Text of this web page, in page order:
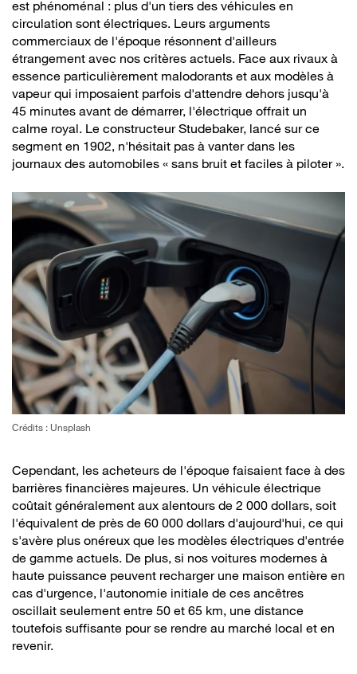
est phénoménal : plus d'un tiers des véhicules en
circulation sont électriques. Leurs arguments
commerciaux de l'époque résonnent d'ailleurs
étrangement avec nos critères actuels. Face aux rivaux à
essence particulièrement malodorants et aux modèles à
vapeur qui imposaient parfois d'attendre dehors jusqu'à
45 minutes avant de démarrer, l'électrique offrait un
calme royal. Le constructeur Studebaker, lancé sur ce
segment en 1902, n'hésitait pas à vanter dans les
journaux des automobiles « sans bruit et faciles à piloter ».
Crédits : Unsplash
Cependant, les acheteurs de l'époque faisaient face à des
barrières financières majeures. Un véhicule électrique
coûtait généralement aux alentours de 2 000 dollars, soit
l'équivalent de près de 60 000 dollars d'aujourd'hui, ce qui
s'avère plus onéreux que les modèles électriques d'entrée
de gamme actuels. De plus, si nos voitures modernes à
haute puissance peuvent recharger une maison entière en
cas d'urgence, l'autonomie initiale de ces ancêtres
oscillait seulement entre 50 et 65 km, une distance
toutefois suffisante pour se rendre au marché local et en
revenir.